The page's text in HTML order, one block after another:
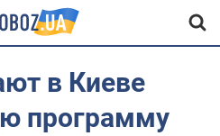
в Киеве
программу